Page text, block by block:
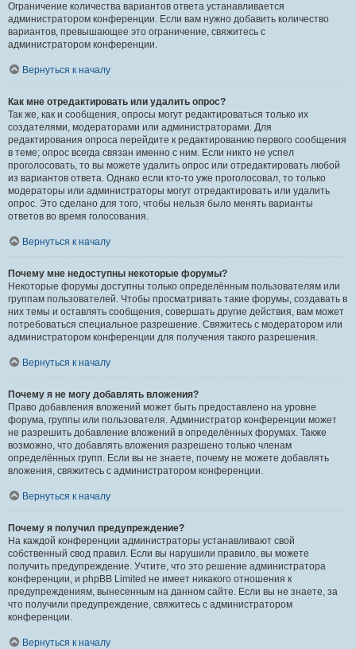
Ограничение количества вариантов ответа устанавливается
администратором конференции. Если вам нужно добавить количество
вариантов, превышающее это ограничение, свяжитесь с
администратором конференции.
Вернуться к началу
Как мне отредактировать или удалить опрос?
Так же, как и сообщения, опросы могут редактироваться только их
создателями, модераторами или администраторами. Для
редактирования опроса перейдите к редактированию первого сообщения
в теме; опрос всегда связан именно с ним. Если никто не успел
проголосовать, то вы можете удалить опрос или отредактировать любой
из вариантов ответа. Однако если кто-то уже проголосовал, то только
модераторы или администраторы могут отредактировать или удалить
опрос. Это сделано для того, чтобы нельзя было менять варианты
ответов во время голосования.
Вернуться к началу
Почему мне недоступны некоторые форумы?
Некоторые форумы доступны только определённым пользователям или
группам пользователей. Чтобы просматривать такие форумы, создавать в
них темы и оставлять сообщения, совершать другие действия, вам может
потребоваться специальное разрешение. Свяжитесь с модератором или
администратором конференции для получения такого разрешения.
Вернуться к началу
Почему я не могу добавлять вложения?
Право добавления вложений может быть предоставлено на уровне
форума, группы или пользователя. Администратор конференции может
не разрешить добавление вложений в определённых форумах. Также
возможно, что добавлять вложения разрешено только членам
определённых групп. Если вы не знаете, почему не можете добавлять
вложения, свяжитесь с администратором конференции.
Вернуться к началу
Почему я получил предупреждение?
На каждой конференции администраторы устанавливают свой
собственный свод правил. Если вы нарушили правило, вы можете
получить предупреждение. Учтите, что это решение администратора
конференции, и phpBB Limited не имеет никакого отношения к
предупреждениям, вынесенным на данном сайте. Если вы не знаете, за
что получили предупреждение, свяжитесь с администратором
конференции.
Вернуться к началу